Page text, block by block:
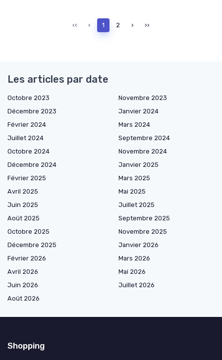
‹‹ ‹ 1 2 › ››
Les articles par date
Octobre 2023
Novembre 2023
Décembre 2023
Janvier 2024
Février 2024
Mars 2024
Juillet 2024
Septembre 2024
Octobre 2024
Novembre 2024
Décembre 2024
Janvier 2025
Février 2025
Mars 2025
Avril 2025
Mai 2025
Juin 2025
Juillet 2025
Août 2025
Septembre 2025
Octobre 2025
Novembre 2025
Décembre 2025
Janvier 2026
Février 2026
Mars 2026
Avril 2026
Mai 2026
Juin 2026
Juillet 2026
Août 2026
Shopping